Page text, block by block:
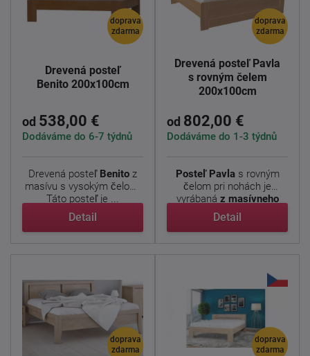
doprava
zdarma
Drevená posteľ
Benito 200x100cm
od 538,00 €
Dodáváme do 6-7 týdnů
Drevená posteľ Benito z
masívu s vysokým čelom.
Táto posteľ je ...
Detail
doprava
zdarma
Drevená posteľ Pavla
s rovným čelem
200x100cm
od 802,00 €
Dodáváme do 1-3 týdnů
Posteľ Pavlas rovným
čelom pri nohách je
vyrábaná z masívneho
dubu ...
Detail
doprava
zdarma
doprava
zdarma